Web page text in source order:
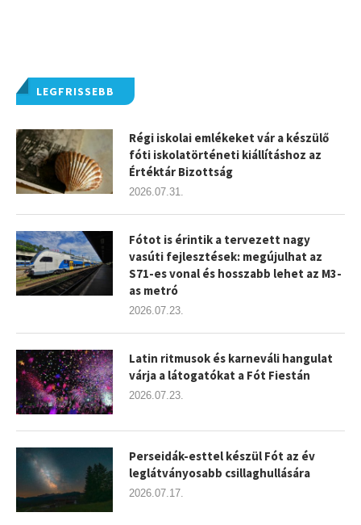
LEGFRISSEBB
Régi iskolai emlékeket vár a készülő
fóti iskolatörténeti kiállításhoz az
Értéktár Bizottság
2026.07.31.
Fótot is érintik a tervezett nagy
vasúti fejlesztések: megújulhat az
S71-es vonal és hosszabb lehet az M3-
as metró
2026.07.23.
Latin ritmusok és karneváli hangulat
várja a látogatókat a Fót Fiestán
2026.07.23.
Perseidák-esttel készül Fót az év
leglátványosabb csillaghullására
2026.07.17.